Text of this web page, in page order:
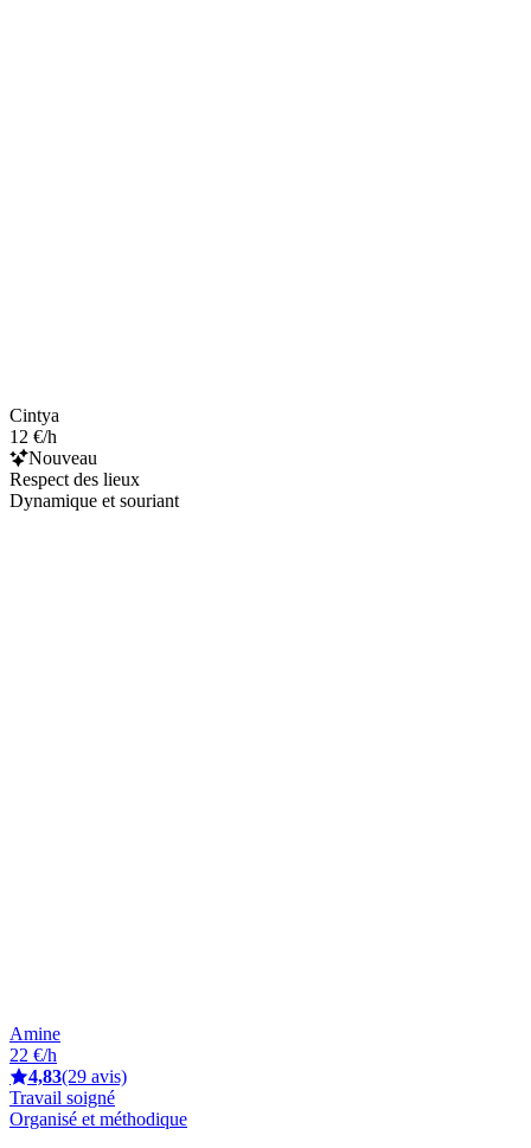
Cintya
12 €/h
Nouveau
Respect des lieux
Dynamique et souriant
Amine
22 €/h
4,83(29 avis)
Travail soigné
Organisé et méthodique